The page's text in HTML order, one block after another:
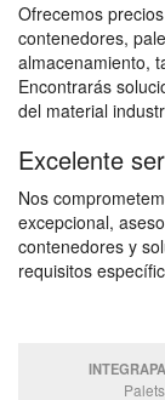
Ofrecemos
contenedores,
almacenamiento,
Encontrarás
del material
Excelente
Nos
excepcional,
contenedores y
requisitos
Palets